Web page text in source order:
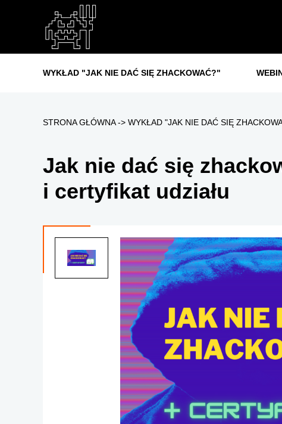
WYKŁAD "JAK NIE DAĆ SIĘ ZHACKOWAĆ?"
STRONA GŁÓWNA WYKŁAD "JAK NIE DAĆ SIĘ
Jak nie dać się
i certyfikat udziału